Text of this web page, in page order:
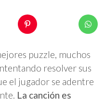
puzzle, muchos
resolver sus
el jugador se adentre
La canción es